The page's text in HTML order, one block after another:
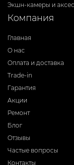
Экшн-камеры и
Компания
Главная
О нас
Оплата и доставка
Trade-in
Гарантия
Акции
Ремонт
Блог
Отзывы
Частые вопросы
Контакты